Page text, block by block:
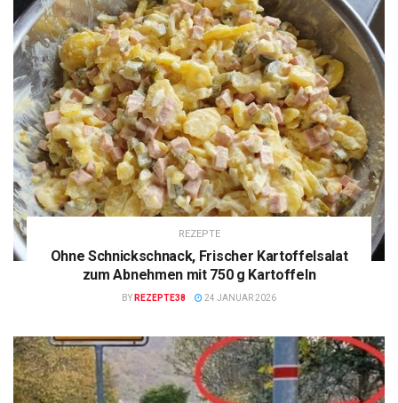
REZEPTE
Ohne Schnickschnack, Frischer Kartoffelsalat
zum Abnehmen mit 750 g Kartoffeln
BY REZEPTE38 24 JANUAR 2026